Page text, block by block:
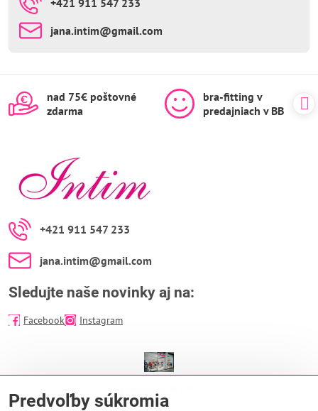
jana​.intim​@gmail​.com
nad 75€ poštovné
zdarma
bra-fitting v
predajniach v BB
+421 911 547 233
jana​.intim​@gmail​.com
Sledujte naše novinky aj na:
Facebook Instagram
EUROPA SC
Predvoľby súkromia